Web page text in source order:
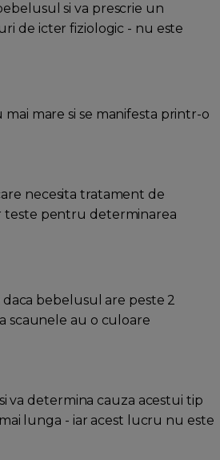
si va prescrie un
de icter fiziologic - nu este
mare si se manifesta printr-o
necesita tratament de
teste pentru determinarea
bebelusul are peste 2
scaunele au o culoare
va determina cauza acestui tip
lunga - iar acest lucru nu este